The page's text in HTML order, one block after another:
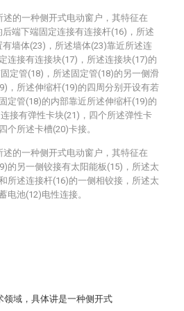
领域，具体讲是一种侧开式
述的一种侧开式电动窗户，其特征在
端下端固定连接有连接杆(16)，所述
墙体(23)，所述墙体(23)靠近所述连
连接有连接块(17)，所述连接块(17)的
定管(18)，所述固定管(18)的另一侧滑
，所述伸缩杆(19)的四周分别开设有若
定管(18)的内部靠近所述伸缩杆(19)的
接有弹性卡块(21)，四个所述弹性卡
个所述卡槽(20)卡接。
述的一种侧开式电动窗户，其特征在
的另一侧铰接有太阳能板(15)，所述太
所述连接杆(16)的一侧相铰接，所述太
电池(12)电性连接。